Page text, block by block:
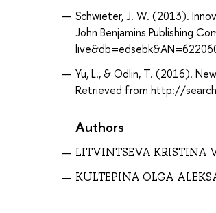
Schwieter, J. W. (2013).
John Benjamins Publishing
Yu, L., & Odlin, T. (2016).
Retrieved from http://
Authors
LITVINTSEVA KRISTINA
KULTEPINA OLGA